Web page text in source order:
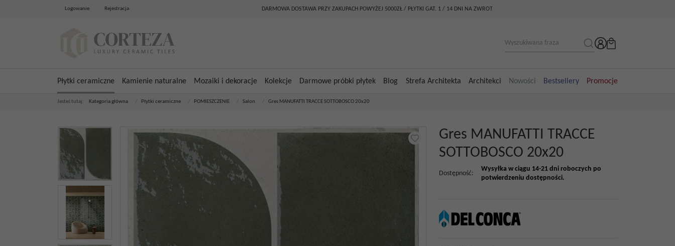
Logowanie Rejestracja DARMOWA DOSTAWA PRZY ZAKUPACH POWYŻEJ 5000ZŁ / PŁYTKI GAT. 1 / 14 DNI NA ZWROT
Płytki ceramiczne Kamienie naturalne Mozaiki i dekoracje Kolekcje Darmowe próbki płytek Blog Strefa Architekta Architekci Nowości Bestsellery Promocje
Jesteś tutaj: Kategoria główna Płytki ceramiczne POMIESZCZENIE Salon Gres MANUFATTI TRACCE SOTTOBOSCO 20x20
Gres MANUFATTI TRACCE
SOTTOBOSCO 20x20
Dostępność:
Wysyłka w ciągu 14-21 dni roboczych po
potwierdzeniu dostępności.